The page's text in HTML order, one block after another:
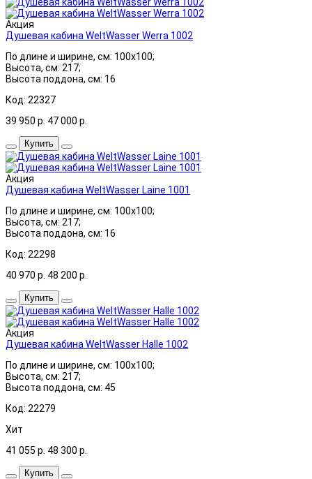
Акция
Душевая кабина WeltWasser Werra 1002
По длине и ширине, см: 100x100;
Высота, см: 217;
Высота поддона, см: 16
Код: 22327
39 950 р. 47 000 р.
Купить
Акция
Душевая кабина WeltWasser Laine 1001
По длине и ширине, см: 100x100;
Высота, см: 217;
Высота поддона, см: 16
Код: 22298
40 970 р. 48 200 р.
Купить
Акция
Душевая кабина WeltWasser Halle 1002
По длине и ширине, см: 100x100;
Высота, см: 217;
Высота поддона, см: 45
Код: 22279
Хит
41 055 р. 48 300 р.
Купить